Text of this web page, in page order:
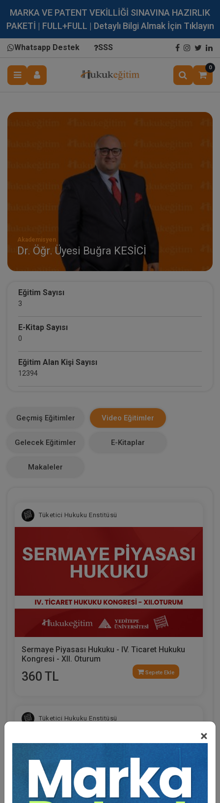
MARKA VE PATENT VEKİLLİĞİ SINAVINA HAZIRLIK
PAKETİ | FULL+FULL | Detaylı Bilgi Almak İçin Tıklayın
Whatsapp Destek SSS
0
×
Akademisyen
Dr. Öğr. Üyesi Buğra KESİCİ
Eğitim Sayısı
3
E-Kitap Sayısı
0
Eğitim Alan Kişi Sayısı
12394
0
Geçmiş Eğitimler Video Eğitimler
Gelecek Eğitimler E-Kitaplar
Makaleler
Tüketici Hukuku Enstitüsü
Sermaye Piyasası Hukuku - IV. Ticaret Hukuku
Kongresi - XII. Oturum
360 TL Sepete Ekle
Tüketici Hukuku Enstitüsü
Eğitmen Hakkında